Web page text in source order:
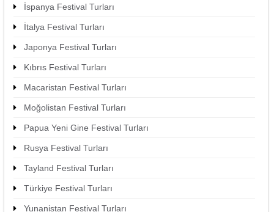
İspanya Festival Turları
İtalya Festival Turları
Japonya Festival Turları
Kıbrıs Festival Turları
Macaristan Festival Turları
Moğolistan Festival Turları
Papua Yeni Gine Festival Turları
Rusya Festival Turları
Tayland Festival Turları
Türkiye Festival Turları
Yunanistan Festival Turları